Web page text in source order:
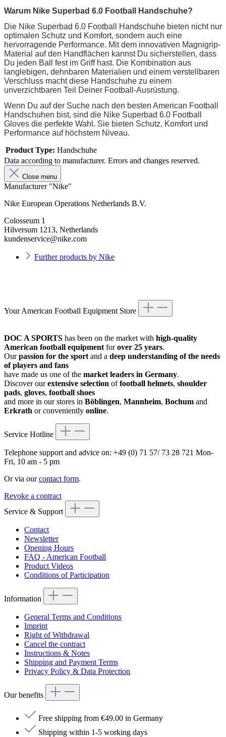
Warum Nike Superbad 6.0 Football Handschuhe?
Die Nike Superbad 6.0 Football Handschuhe bieten nicht nur
optimalen Schutz und Komfort, sondern auch eine
hervorragende Performance. Mit dem innovativen Magnigrip-
Material auf den Handflächen kannst Du sicherstellen, dass
Du jeden Ball fest im Griff hast. Die Kombination aus
langlebigen, dehnbaren Materialien und einem verstellbaren
Verschluss macht diese Handschuhe zu einem
unverzichtbaren Teil Deiner Football-Ausrüstung.
Wenn Du auf der Suche nach den besten American Football
Handschuhen bist, sind die Nike Superbad 6.0 Football
Gloves die perfekte Wahl. Sie bieten Schutz, Komfort und
Performance auf höchstem Niveau.
Product Type: Handschuhe
Data according to manufacturer. Errors and changes reserved.
Close menu
Manufacturer "Nike"
Nike European Operations Netherlands B.V.
Colosseum 1
Hilversum 1213, Netherlands
kundenservice@nike.com
Further products by Nike
Your American Football Equipment Store
DOC A SPORTS has been on the market with high-quality
American football equipment forover 25 years.
Ourpassion for the sport and a deep understanding of the needs
of players and fans
have made us one of the market leaders in Germany.
Discover ourextensive selection offootball helmets, shoulder
pads, gloves, football shoes
and more in our stores in Böblingen, Mannheim, Bochum and
Erkrath or conveniently online.
Service Hotline
Telephone support and advice on: +49 (0) 71 57/ 73 28 721 Mon-
Fri, 10 am - 5 pm
Or via ourcontact form.
Revoke a contract
Service & Support
Contact
Newsletter
Opening Hours
FAQ - American Football
Product Videos
Conditions of Participation
Information
General Terms and Conditions
Imprint
Right of Withdrawal
Cancel the contract
Instructions & Notes
Shipping and Payment Terms
Privacy Policy & Data Protection
Our benefits
Free shipping from €49.00 in Germany
Shipping within 1-5 working days